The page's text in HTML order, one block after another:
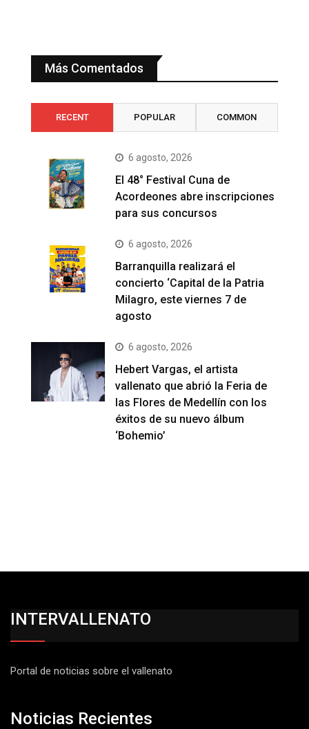
Más Comentados
RECENT POPULAR COMMON
6 agosto, 2026
El 48° Festival Cuna de
Acordeones abre inscripciones
para sus concursos
6 agosto, 2026
Barranquilla realizará el
concierto ‘Capital de la Patria
Milagro, este viernes 7 de
agosto
6 agosto, 2026
Hebert Vargas, el artista
vallenato que abrió la Feria de
las Flores de Medellín con los
éxitos de su nuevo álbum
‘Bohemio’
INTERVALLENATO
Portal de noticias sobre el vallenato
Noticias Recientes